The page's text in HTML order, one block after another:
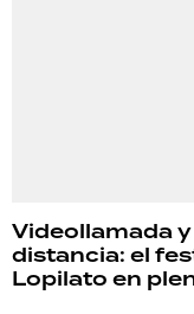
Videollamada
distancia: el
Lopilato en